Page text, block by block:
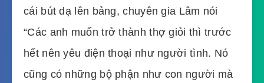
cái bút dạ lên bảng, chuyên gia Lâm nói
“Các anh muốn trở thành thợ giỏi thì trước
hết nên yêu điện thoại như người tình. Nó
cũng có những bộ phận như con người mà